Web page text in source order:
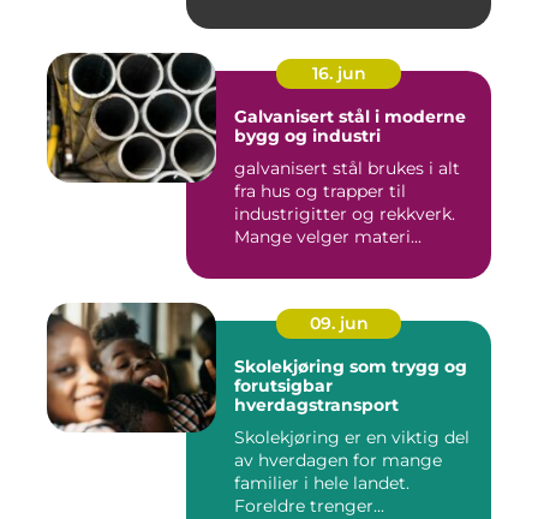
16. jun
Galvanisert stål i moderne
bygg og industri
galvanisert stål brukes i alt
fra hus og trapper til
industrigitter og rekkverk.
Mange velger materi...
09. jun
Skolekjøring som trygg og
forutsigbar
hverdagstransport
Skolekjøring er en viktig del
av hverdagen for mange
familier i hele landet.
Foreldre trenger...